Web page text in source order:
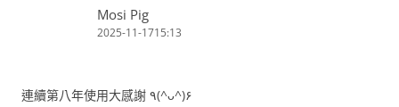
Mosi Pig
2025-11-1715:13
連續第八年使用大感謝 ٩(^ᴗ^)۶